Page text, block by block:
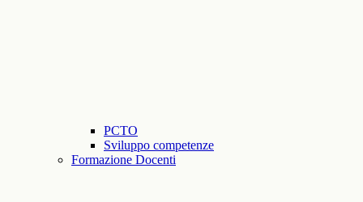
PCTO
Sviluppo competenze
Formazione Docenti